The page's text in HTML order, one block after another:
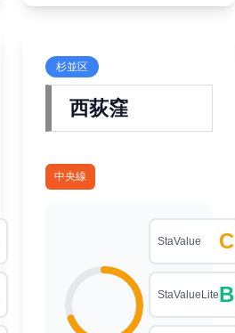
杉並区
西荻窪
中央線
StaValue C
StaValueLiteB